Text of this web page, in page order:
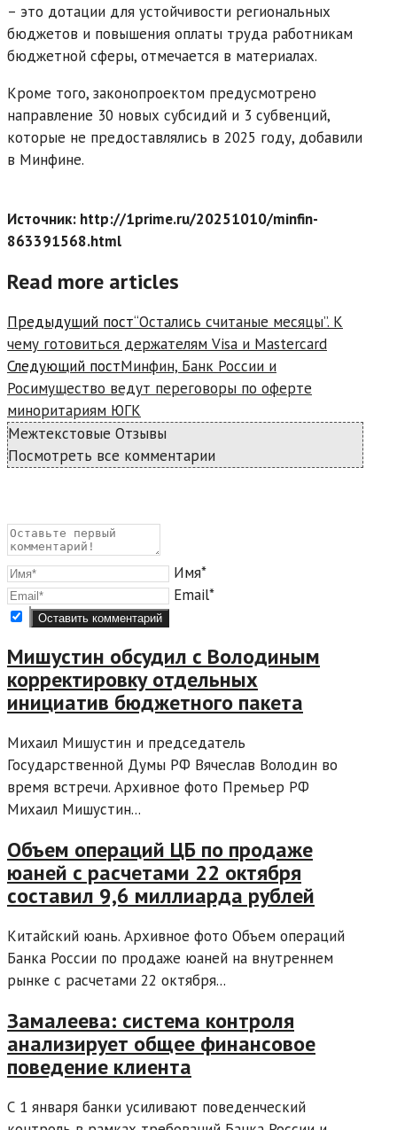
– это дотации для устойчивости региональных
бюджетов и повышения оплаты труда работникам
бюджетной сферы, отмечается в материалах.
Кроме того, законопроектом предусмотрено
направление 30 новых субсидий и 3 субвенций,
которые не предоставлялись в 2025 году, добавили
в Минфине.
Источник: http://1prime.ru/20251010/minfin-
863391568.html
Read more articles
Предыдущий пост“Остались считаные месяцы”. К
чему готовиться держателям Visa и Mastercard
Следующий постМинфин, Банк России и
Росимущество ведут переговоры по оферте
миноритариям ЮГК
Межтекстовые Отзывы
Посмотреть все комментарии
Имя*
Email*
Мишустин обсудил с Володиным
корректировку отдельных
инициатив бюджетного пакета
Михаил Мишустин и председатель
Государственной Думы РФ Вячеслав Володин во
время встречи. Архивное фото Премьер РФ
Михаил Мишустин...
Объем операций ЦБ по продаже
юаней с расчетами 22 октября
составил 9,6 миллиарда рублей
Китайский юань. Архивное фото Объем операций
Банка России по продаже юаней на внутреннем
рынке с расчетами 22 октября...
Замалеева: система контроля
анализирует общее финансовое
поведение клиента
С 1 января банки усиливают поведенческий